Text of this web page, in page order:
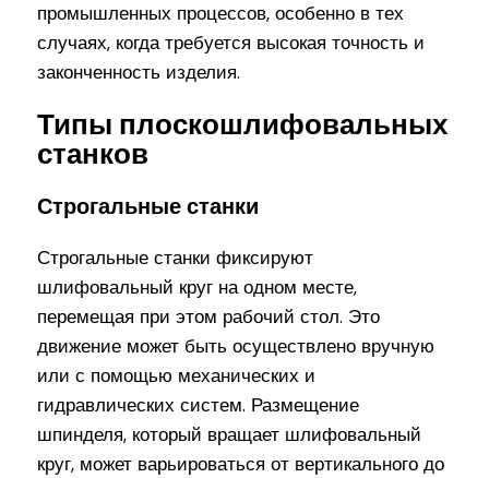
промышленных процессов, особенно в тех
случаях, когда требуется высокая точность и
законченность изделия.
Типы плоскошлифовальных
станков
Строгальные станки
Строгальные станки фиксируют
шлифовальный круг на одном месте,
перемещая при этом рабочий стол. Это
движение может быть осуществлено вручную
или с помощью механических и
гидравлических систем. Размещение
шпинделя, который вращает шлифовальный
круг, может варьироваться от вертикального до